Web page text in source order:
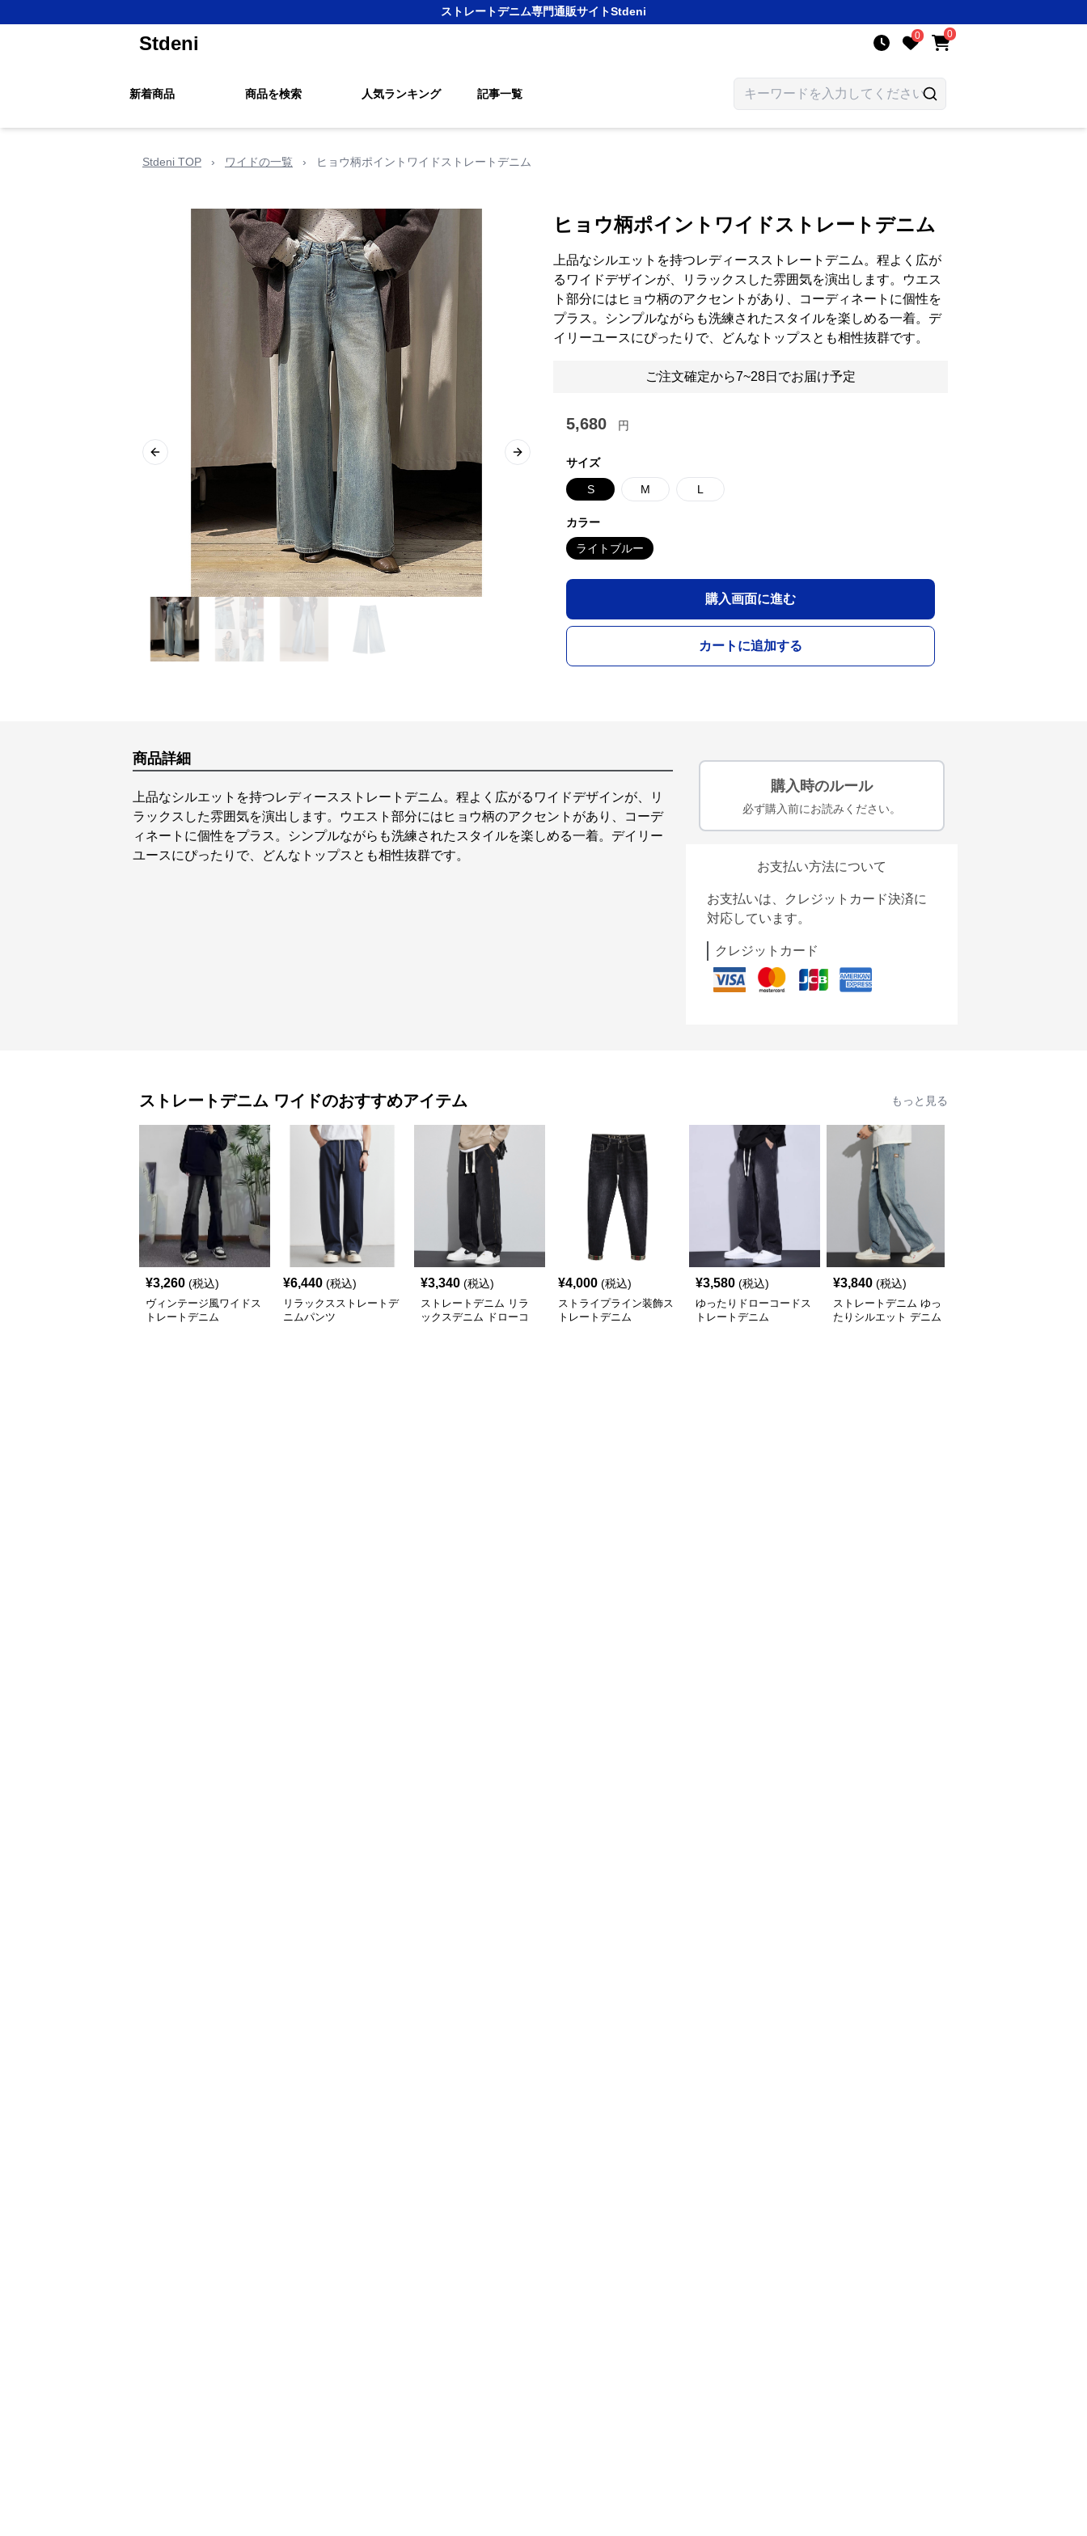
ストレートデニム専門通販サイトStdeni
Stdeni 0 0
新着商品 商品を検索 人気ランキング 記事一覧
Stdeni TOP › ワイドの一覧 › ヒョウ柄ポイントワイドストレートデニム
Previous slide Next slide
ヒョウ柄ポイントワイドストレートデニム
上品なシルエットを持つレディースストレートデニム。程よく広が
るワイドデザインが、リラックスした雰囲気を演出します。ウエス
ト部分にはヒョウ柄のアクセントがあり、コーディネートに個性を
プラス。シンプルながらも洗練されたスタイルを楽しめる一着。デ
イリーユースにぴったりで、どんなトップスとも相性抜群です。
ご注文確定から7~28日でお届け予定
5,680 円
サイズ
S M L
カラー
ライトブルー
購入画面に進む
カートに追加する
商品詳細
上品なシルエットを持つレディースストレートデニム。程よく広がるワイドデザインが、リ
ラックスした雰囲気を演出します。ウエスト部分にはヒョウ柄のアクセントがあり、コーデ
ィネートに個性をプラス。シンプルながらも洗練されたスタイルを楽しめる一着。デイリー
ユースにぴったりで、どんなトップスとも相性抜群です。
購入時のルール
必ず購入前にお読みください。
お支払い方法について
お支払いは、クレジットカード決済に
対応しています。
クレジットカード
ストレートデニム ワイドのおすすめアイテム もっと見る
¥3,260 (税込)
ヴィンテージ風ワイドス
トレートデニム
¥6,440 (税込)
リラックスストレートデ
ニムパンツ
¥3,340 (税込)
ストレートデニム リラ
ックスデニム ドローコ
¥4,000 (税込)
ストライプライン装飾ス
トレートデニム
¥3,580 (税込)
ゆったりドローコードス
トレートデニム
¥3,840 (税込)
ストレートデニム ゆっ
たりシルエット デニム